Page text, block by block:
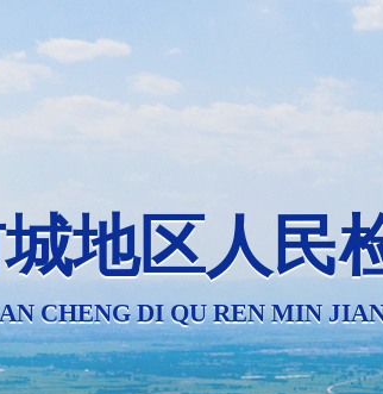
地区人民
CHENG DI QU REN MIN